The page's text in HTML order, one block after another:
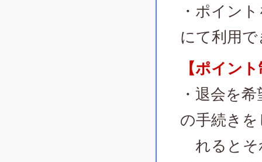
・ポイン
にて利用
【ポイン
・退会を
の手続き
れるとそ